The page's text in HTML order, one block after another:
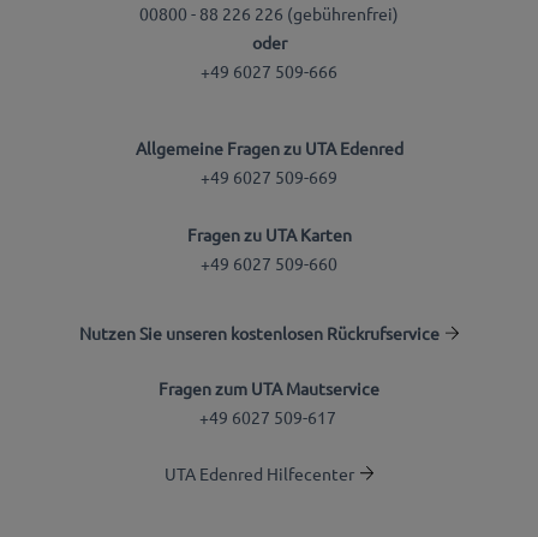
00800 - 88 226 226 (gebührenfrei)
oder
+49 6027 509-666
Allgemeine Fragen zu UTA Edenred
+49 6027 509-669
Fragen zu UTA Karten
+49 6027 509-660
Nutzen Sie unseren kostenlosen Rückrufservice
Fragen zum UTA Mautservice
+49 6027 509-617
UTA Edenred Hilfecenter